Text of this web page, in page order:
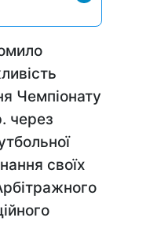
Чемпіонату
через
своїх